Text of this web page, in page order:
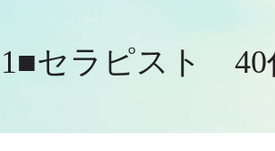
1■セラピスト